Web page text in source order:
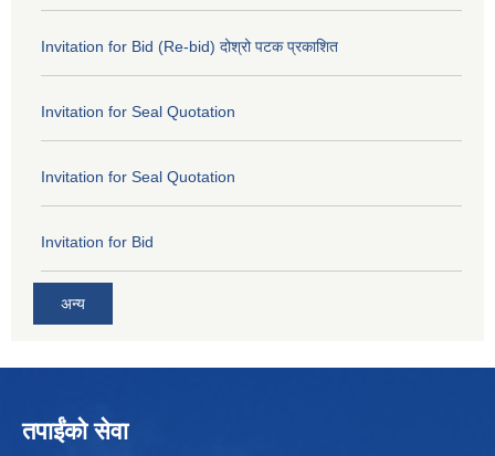
Invitation for Bid (Re-bid) दोश्रो पटक प्रकाशित
Invitation for Seal Quotation
Invitation for Seal Quotation
Invitation for Bid
अन्य
तपाईंको सेवा